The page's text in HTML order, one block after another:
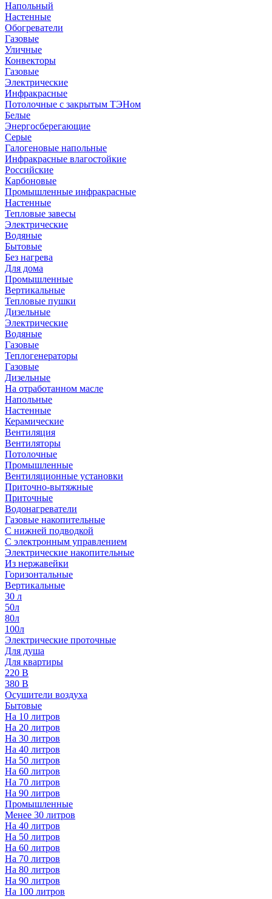
Напольный
Настенные
Обогреватели
Газовые
Уличные
Конвекторы
Газовые
Электрические
Инфракрасные
Потолочные с закрытым ТЭНом
Белые
Энергосберегающие
Серые
Галогеновые напольные
Инфракрасные влагостойкие
Российские
Карбоновые
Промышленные инфракрасные
Настенные
Тепловые завесы
Электрические
Водяные
Бытовые
Без нагрева
Для дома
Промышленные
Вертикальные
Тепловые пушки
Дизельные
Электрические
Водяные
Газовые
Теплогенераторы
Газовые
Дизельные
На отработанном масле
Напольные
Настенные
Керамические
Вентиляция
Вентиляторы
Потолочные
Промышленные
Вентиляционные установки
Приточно-вытяжные
Приточные
Водонагреватели
Газовые накопительные
С нижней подводкой
С электронным управлением
Электрические накопительные
Из нержавейки
Горизонтальные
Вертикальные
30 л
50л
80л
100л
Электрические проточные
Для душа
Для квартиры
220 В
380 В
Осушители воздуха
Бытовые
На 10 литров
На 20 литров
На 30 литров
На 40 литров
На 50 литров
На 60 литров
На 70 литров
На 90 литров
Промышленные
Менее 30 литров
На 40 литров
На 50 литров
На 60 литров
На 70 литров
На 80 литров
На 90 литров
На 100 литров